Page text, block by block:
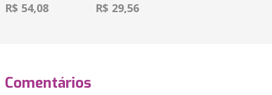
R$ 54,08 R$ 29,56
Comentários